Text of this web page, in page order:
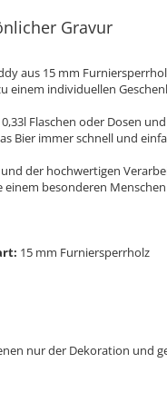
Gravur
aus 15 mm
einem individuellen
Flaschen oder Dosen
Bier immer schnell und
der hochwertigen
einem besonderen
15 mm Furniersperrholz
nur der Dekoration und